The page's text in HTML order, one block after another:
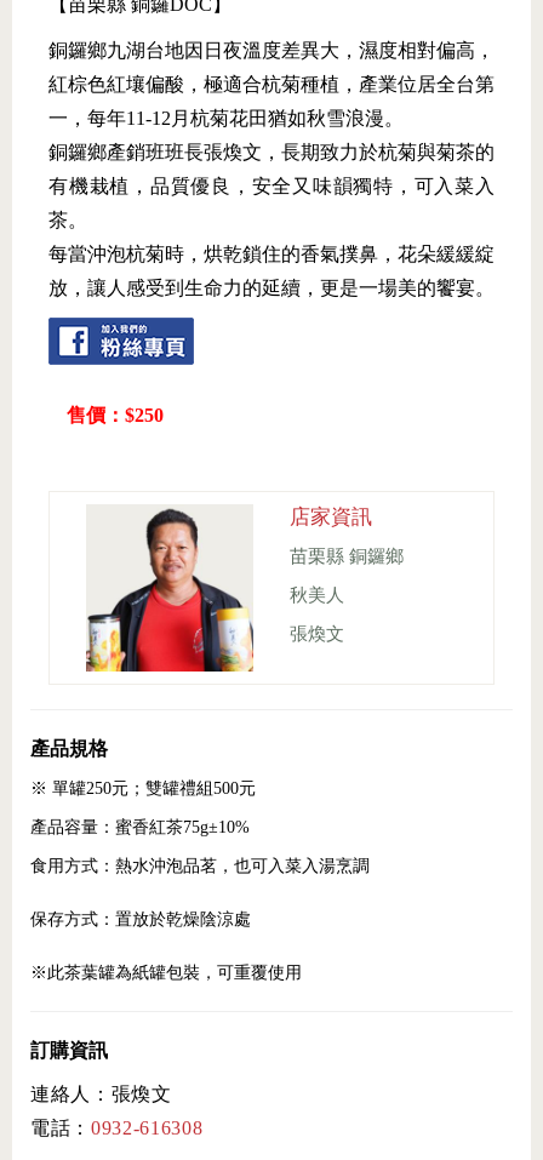
【苗栗縣 銅鑼DOC】
銅鑼鄉九湖台地因日夜溫度差異大，濕度相對偏高，
紅棕色紅壤偏酸，極適合杭菊種植，產業位居全台第
一，每年11-12月杭菊花田猶如秋雪浪漫。
銅鑼鄉產銷班班長張煥文，長期致力於杭菊與菊茶的
有機栽植，品質優良，安全又味韻獨特，可入菜入
茶。
每當沖泡杭菊時，烘乾鎖住的香氣撲鼻，花朵緩緩綻
放，讓人感受到生命力的延續，更是一場美的饗宴。
售價：$250
店家資訊
苗栗縣 銅鑼鄉
秋美人
張煥文
產品規格
※ 單罐250元；雙罐禮組500元
產品容量：蜜香紅茶75g±10%
食用方式：熱水沖泡品茗，也可入菜入湯烹調
保存方式：置放於乾燥陰涼處
※此茶葉罐為紙罐包裝，可重覆使用
訂購資訊
連絡人：張煥文
電話： 0932-616308